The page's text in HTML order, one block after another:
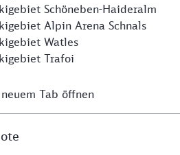
Schöneben-Haideralm
Alpin Arena Schnals
Watles
Trafoi
Tab öffnen